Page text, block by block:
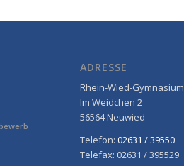
ADRESSE
Rhein-Wied-Gymnasium
Im Weidchen 2
56564 Neuwied
Telefon:02631 / 39550
Telefax: 02631 / 395529